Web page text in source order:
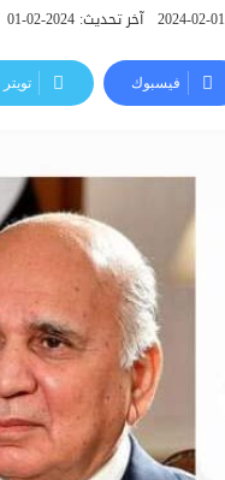
2024-02-01 آخر تحديث: 2024-02-01
فيسبوك تويتر